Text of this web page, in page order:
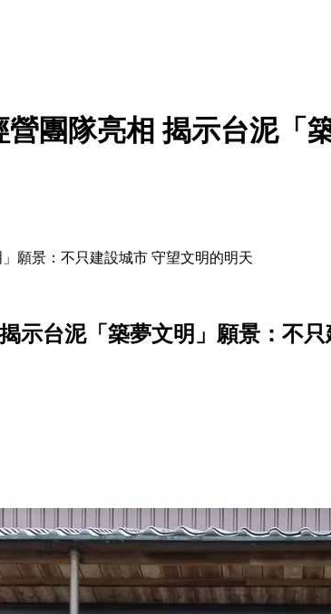
團隊亮相 揭示台泥「
願景：不只建設城市 守望文明的明天
示台泥「築夢文明」願景：不